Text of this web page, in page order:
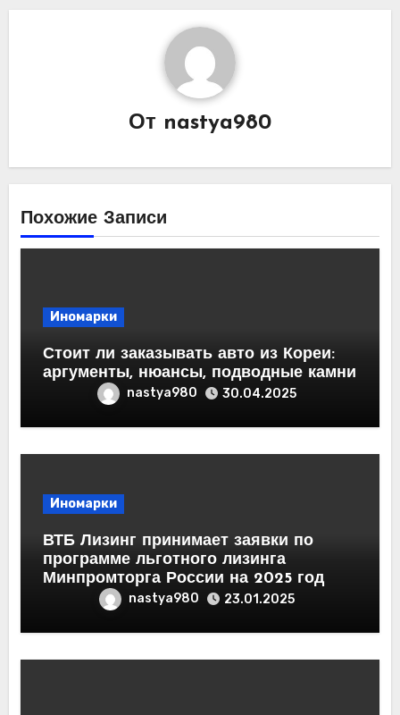
От nastya980
Похожие Записи
Иномарки
Стоит ли заказывать авто из Кореи:
аргументы, нюансы, подводные камни
nastya980 30.04.2025
Иномарки
ВТБ Лизинг принимает заявки по
программе льготного лизинга
Минпромторга России на 2025 год
nastya980 23.01.2025